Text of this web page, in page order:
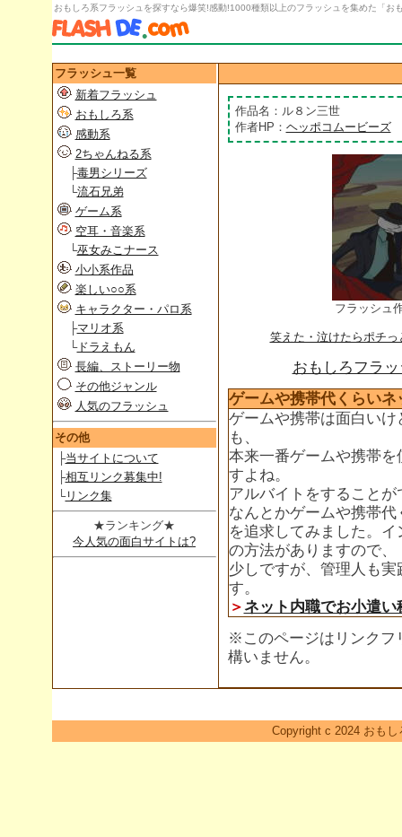
おもしろ系フラッシュを探すなら爆笑!感動!1000種類以上のフラッシュを集めた「お
作品名：ル８ン三世
作者HP： ヘッポコムービーズ
フラッシュ
笑えた・泣けたらポチっ
おもしろフラ
ゲームや携帯代くらいネ
ゲームや携帯は面白い
も、
本来一番ゲームや携帯
すよね。
アルバイトをすること
なんとかゲームや携帯
を追求してみました。
の方法がありますので、
少しですが、管理人も
す。
＞ ネット内職でお小遣い
※このページはリンクフ
構いません。
フラッシュ一覧
新着フラッシュ
おもしろ系
感動系
2ちゃんねる系
├毒男シリーズ
└流石兄弟
ゲーム系
空耳・音楽系
└巫女みこナース
小小系作品
楽しい○○系
キャラクター・パロ系
├マリオ系
└ドラえもん
長編、ストーリー物
その他ジャンル
人気のフラッシュ
その他
├当サイトについて
├相互リンク募集中!
└リンク集
★ランキング★
今人気の面白サイトは?
Copyright c 2024 おも